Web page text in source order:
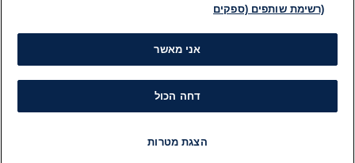
(רשימת שותפים (ספקים
אני מאשר
דחה הכול
הצגת מטרות